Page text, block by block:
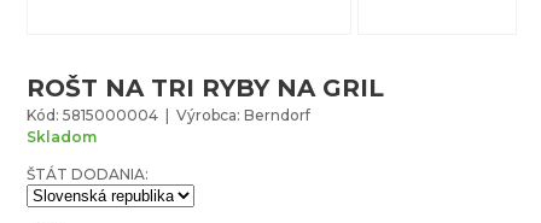
ROŠT NA TRI RYBY NA GRIL
Kód: 5815000004 | Výrobca: Berndorf
Skladom
ŠTÁT DODANIA: